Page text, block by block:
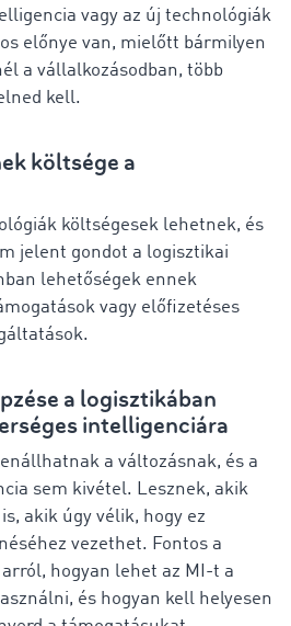
vagy az új technológiák
előnye van, mielőtt bármilyen
a vállalkozásodban, több
kell.
költsége a
költségesek lehetnek, és
jelent gondot a logisztikai
lehetőségek ennek
vagy előfizetéses
a logisztikában
intelligenciára
a változásnak, és a
sem kivétel. Lesznek, akik
akik úgy vélik, hogy ez
vezethet. Fontos a
hogyan lehet az MI-t a
és hogyan kell helyesen